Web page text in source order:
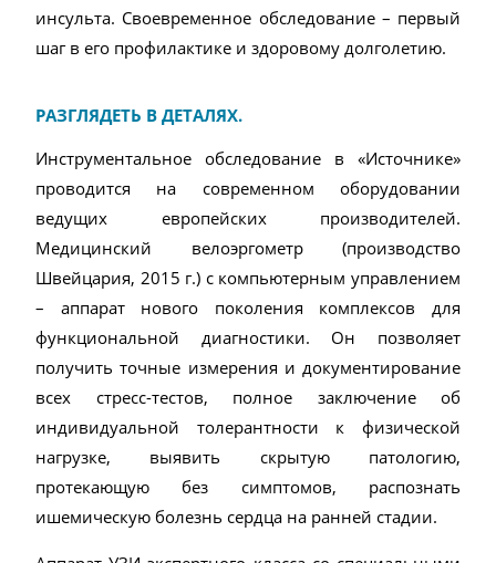
инсульта. Своевременное обследование – первый
шаг в его профилактике и здоровому долголетию.
РАЗГЛЯДЕТЬ В ДЕТАЛЯХ.
Инструментальное обследование в «Источнике»
проводится на современном оборудовании
ведущих европейских производителей.
Медицинский велоэргометр (производство
Швейцария, 2015 г.) с компьютерным управлением
– аппарат нового поколения комплексов для
функциональной диагностики. Он позволяет
получить точные измерения и документирование
всех стресс-тестов, полное заключение об
индивидуальной толерантности к физической
нагрузке, выявить скрытую патологию,
протекающую без симптомов, распознать
ишемическую болезнь сердца на ранней стадии.